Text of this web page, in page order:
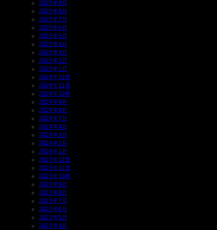
2025年9月
2025年8月
2025年7月
2025年6月
2025年5月
2025年4月
2025年3月
2025年2月
2025年1月
2024年12月
2024年11月
2024年10月
2024年9月
2024年8月
2024年7月
2024年4月
2024年3月
2024年2月
2024年1月
2023年12月
2023年11月
2023年10月
2023年9月
2023年8月
2023年7月
2023年6月
2023年5月
2023年4月